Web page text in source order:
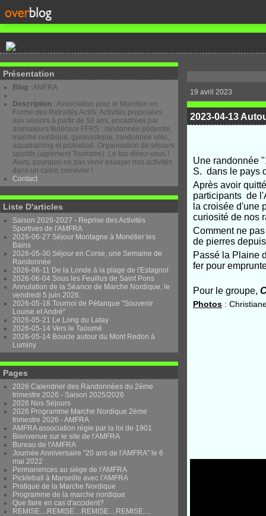
Présentation
Blog : AMFRA
Description : Association pour le Maintien en
Forme des Retraités Actifs. Activités proposées
aux seniors à partir de 50 ans, encadrées par
animateurs fédéraux FFRS : randonnée pédestre,
marche nordique, gymnastique, randonnée vélo,
aquatraining et pickleball. Organisation de séjours
sportifs (agrément Tourisme). Le top diriez-vous !
Alors, pourquoi ne pas venir essayer nos activités
dans un cadre convivial !
Contact
Liste D'articles
Saison 2026-2027 - Reprise des Activités
Sportives de l'AMFRA
2026-06-27 Séjour Montagne à Monétier les
Bains
2026-05-30 Séjour en Corse, une Semaine de
Randonnée
2026-06-11 De la Londe à la plage de l'Estagnol
2026-06-04 Sous les Feuillus de Saint Pons
Annulation de la Séance de Marche Nordique, le
vendredi 5 juin 2026.
2026-05-18 Tournoi de Pétanque "Souvenir
Louise et André"
2026-05-21 Le Long du Latay
2026-05-14 Vers le Taoumé
2026-05-14 Boucle autour du Mont Redon à
Luminy
Pages
2026 Calendrier des Randonnées du 2ème
trimestre 2026 - Saison 2025/2026
2026 Nos Séjours
2026 Programme Marche Nordique 2ème
trimestre 2026 - AMFRA
AMFRA association régie par la loi de 1901
Bienvenue sur le site de l'AMFRA
Bureau de l'AMFRA
Journée Anniversaire "20 ans de l'AMFRA" le 6
mai 2022
Permanences au siège de l'AMFRA
Pickleball à Marseille avec l'AMFRA
Pratique de la Marche Nordique
Programme de la marche nordique
Que faire en cas d'accident?
REMISE....REMISE....REMISE....REMISE....
19 avril 2023
2023-04-13
Une randonnée
S. dans le pays
Après avoir
participants de
la croisée d'une
curiosité de nos
Comment ne
de pierres
Passé la Plaine
fer pour
Pour le groupe,
Photos :